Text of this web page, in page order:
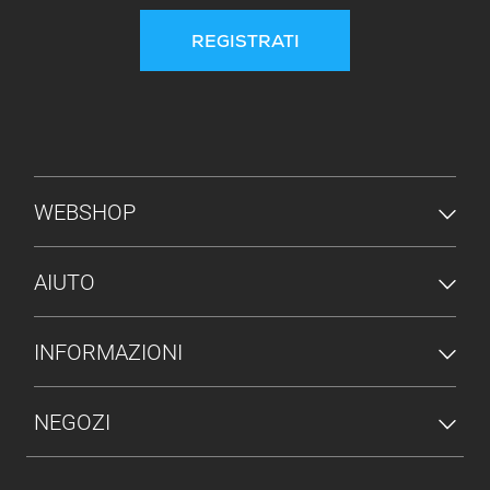
REGISTRATI
MENU PIÈ DI PAGINA
WEBSHOP
AIUTO
INFORMAZIONI
NEGOZI